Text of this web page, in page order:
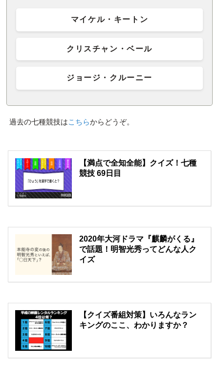
マイケル・キートン
クリスチャン・ベール
ジョージ・クルーニー
過去の七種競技はこちらからどうぞ。
【満点で全知全能】クイズ！七種
競技 69日目
2020年大河ドラマ『麒麟がくる』
で話題！明智光秀ってどんな人ク
イズ
【クイズ番組対策】いろんなラン
キングのここ、わかりますか？